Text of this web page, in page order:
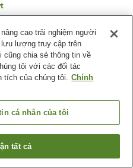
Bể sục
Nhà hàng
Thị trấn Shintotsukawa
trống
cao trải nghiệm người
lượng truy cập trên
cũng chia sẻ thông tin về
tôi với các đối tác
tích của chúng tôi. Chính
cá nhân của tôi
tất cả